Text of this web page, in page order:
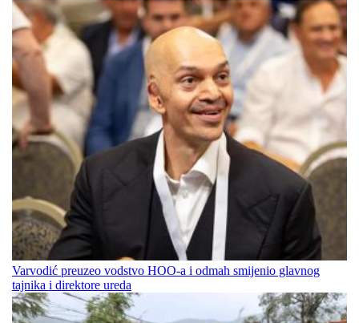
Varvodić preuzeo vodstvo HOO-a i odmah smijenio glavnog
tajnika i direktore ureda